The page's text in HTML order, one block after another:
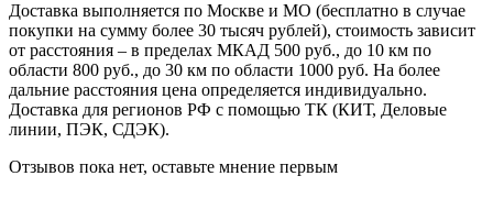
Доставка выполняется по Москве и МО (бесплатно в случае
покупки на сумму более 30 тысяч рублей), стоимость зависит
от расстояния – в пределах МКАД 500 руб., до 10 км по
области 800 руб., до 30 км по области 1000 руб. На более
дальние расстояния цена определяется индивидуально.
Доставка для регионов РФ с помощью ТК (КИТ, Деловые
линии, ПЭК, СДЭК).
Отзывов пока нет, оставьте мнение первым